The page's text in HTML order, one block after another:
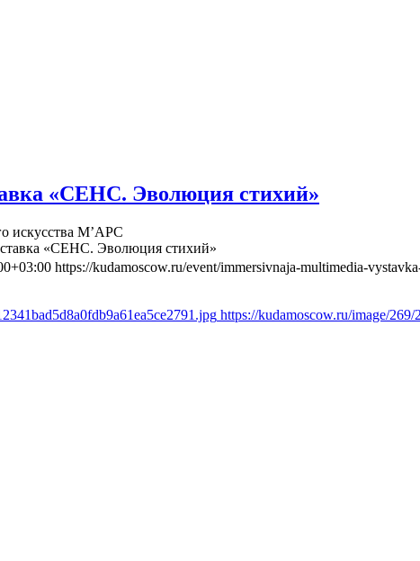
«СЕНС. Эволюция стихий»
искусства М’АРС
«СЕНС. Эволюция стихий»
https://kudamoscow.ru/event/immersivnaja-multimedia-
https://kudamoscow.ru/image/